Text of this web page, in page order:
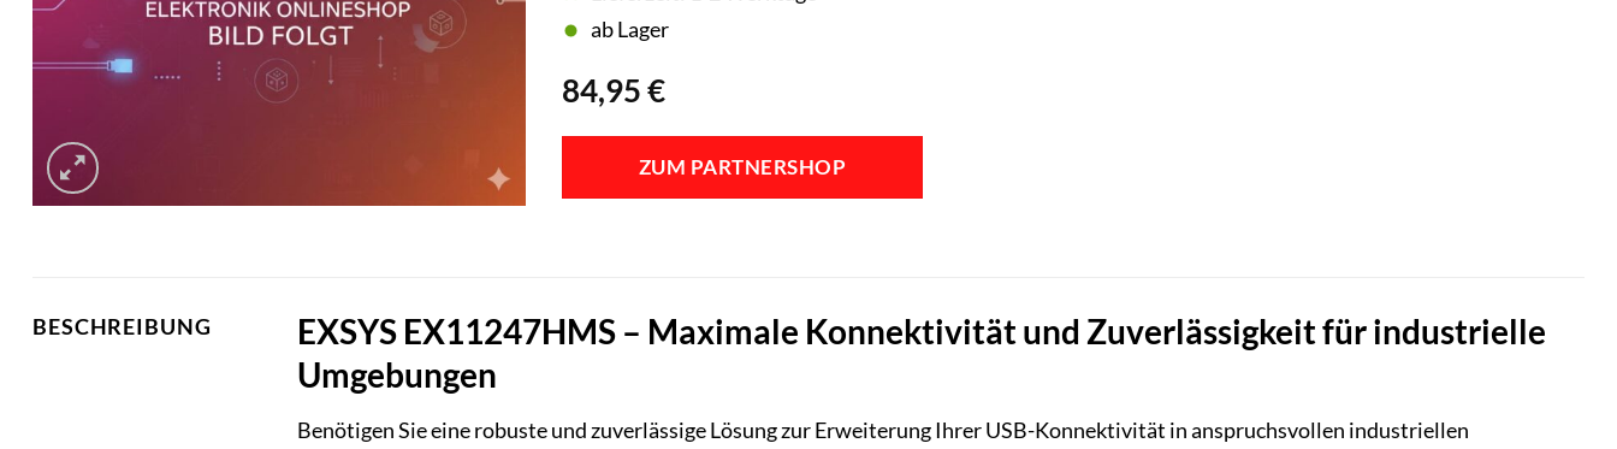
84,95€
ab Lager
ZUM PARTNERSHOP
BESCHREIBUNG
EXSYS EX11247HMS – Maximale Konnektivität und Zuverlässigkeit für industrielle
Umgebungen
Benötigen Sie eine robuste und zuverlässige Lösung zur Erweiterung Ihrer USB-Konnektivität in anspruchsvollen industriellen